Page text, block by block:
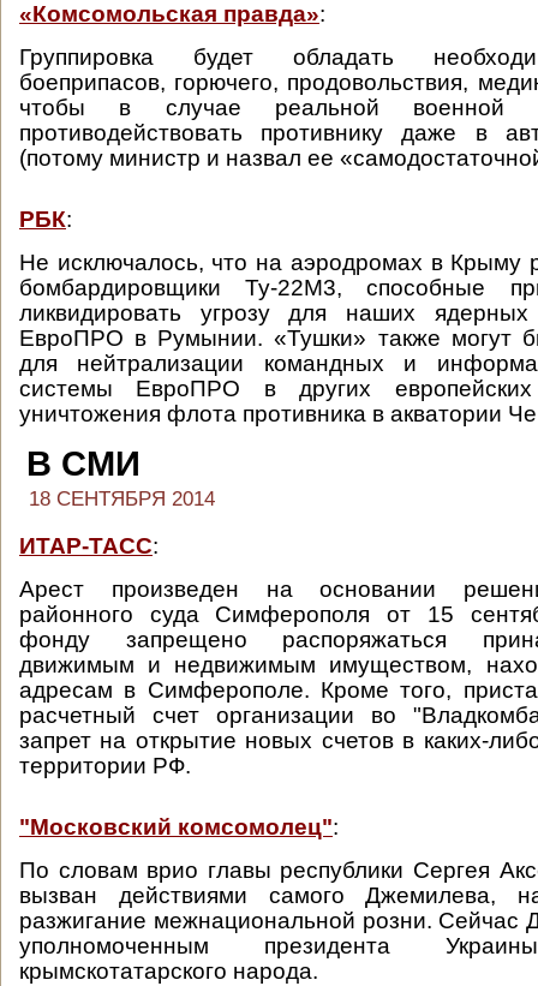
«Комсомольская правда»:
Группировка будет обладать
боеприпасов, горючего, продовольствия,
чтобы в случае реальной военной
противодействовать противнику даже в
(потому министр и назвал ее
РБК:
Не исключалось, что на аэродромах в Крыму
бомбардировщики Ту-22М3, способные
ликвидировать угрозу для наших
ЕвроПРО в Румынии. «Тушки» также могут
для нейтрализации командных и
системы ЕвроПРО в других
уничтожения флота противника в акватории
В СМИ
18 СЕНТЯБРЯ 2014
ИТАР-ТАСС:
Арест произведен на основании
районного суда Симферополя от 15
фонду запрещено распоряжаться
движимым и недвижимым имуществом,
адресам в Симферополе. Кроме того,
расчетный счет организации во
запрет на открытие новых счетов в каких-
территории РФ.
"Московский комсомолец":
По словам врио главы республики Сергея
вызван действиями самого Джемилева,
разжигание межнациональной розни. Сейчас
уполномоченным президента
крымскотатарского народа.